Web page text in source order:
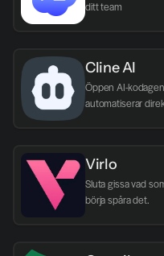
ditt team
Cline AI
Öppen AI-
automatiserar
Virlo
Sluta gissa vad
börja spåra det.